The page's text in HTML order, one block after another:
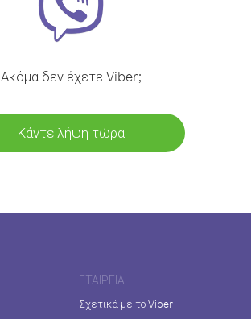
Ακόμα δεν έχετε Viber;
Κάντε λήψη τώρα
ΕΤΑΙΡΕΊΑ
Σχετικά με το Viber